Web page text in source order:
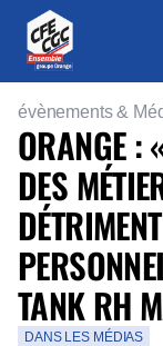
évènements &
ORANGE :
DES
TANK RH
DANS LES MÉDIAS